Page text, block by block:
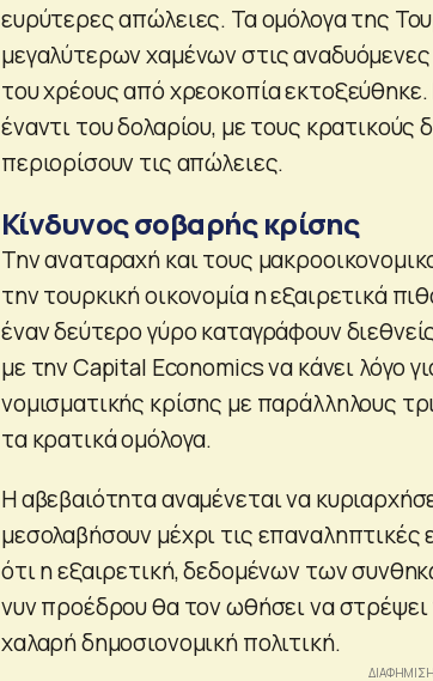
ευρύτερες απώλειες. Τα ομόλογα της
μεγαλύτερων χαμένων στις
του χρέους από χρεοκοπία
έναντι του δολαρίου, με τους κρατικούς
περιορίσουν τις απώλειες.
Κίνδυνος σοβαρής κρίσης
Την αναταραχή και τους
την τουρκική οικονομία η εξαιρετικά
έναν δεύτερο γύρο καταγράφουν
με την Capital Economics να κάνει λόγο
νομισματικής κρίσης με παράλληλους
τα κρατικά ομόλογα.
Η αβεβαιότητα αναμένεται να
μεσολαβήσουν μέχρι τις
ότι η εξαιρετική, δεδομένων των
νυν προέδρου θα τον ωθήσει να
χαλαρή δημοσιονομική πολιτική.